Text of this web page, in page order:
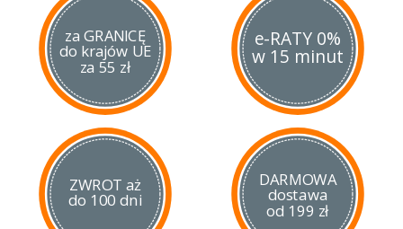
za GRANICĘ
do krajów UE
za 55 zł
e-RATY 0%
w 15 minut
ZWROT aż
do 100 dni
DARMOWA
dostawa
od 199 zł